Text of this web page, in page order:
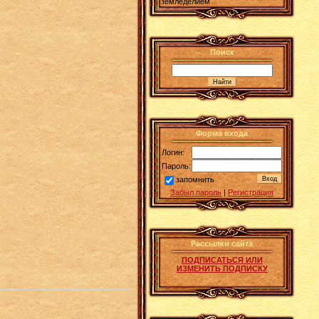
Поиск
Форма входа
Логин:
Пароль:
запомнить
Забыл пароль | Регистрация
Рассылки сайта
ПОДПИСАТЬСЯ ИЛИ
ИЗМЕНИТЬ ПОДПИСКУ